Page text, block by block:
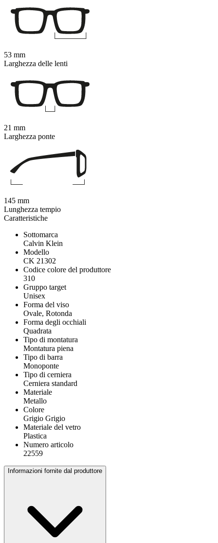
Caratteristiche
Sottomarca
Calvin Klein
Modello
CK 21302
Codice colore del produttore
310
Gruppo target
Unisex
Forma del viso
Ovale, Rotonda
Forma degli occhiali
Quadrata
Tipo di montatura
Montatura piena
Tipo di barra
Monoponte
Tipo di cerniera
Cerniera standard
Materiale
Metallo
Colore
Grigio Grigio
Materiale del vetro
Plastica
Numero articolo
22559
Informazioni fornite dal produttore
53 mm
Larghezza delle lenti
21 mm
Larghezza ponte
145 mm
Lunghezza tempio